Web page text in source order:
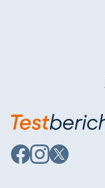
Auf
Facebook
Auf
Instagram
Auf
X